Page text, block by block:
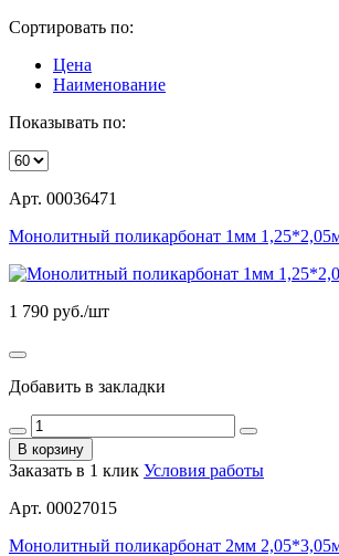
Сортировать по:
Цена
Наименование
Показывать по:
Арт. 00036471
Монолитный поликарбонат 1мм
1 790 руб./шт
Добавить в закладки
В корзину
Заказать в 1 клик Условия работы
Арт. 00027015
Монолитный поликарбонат 2мм